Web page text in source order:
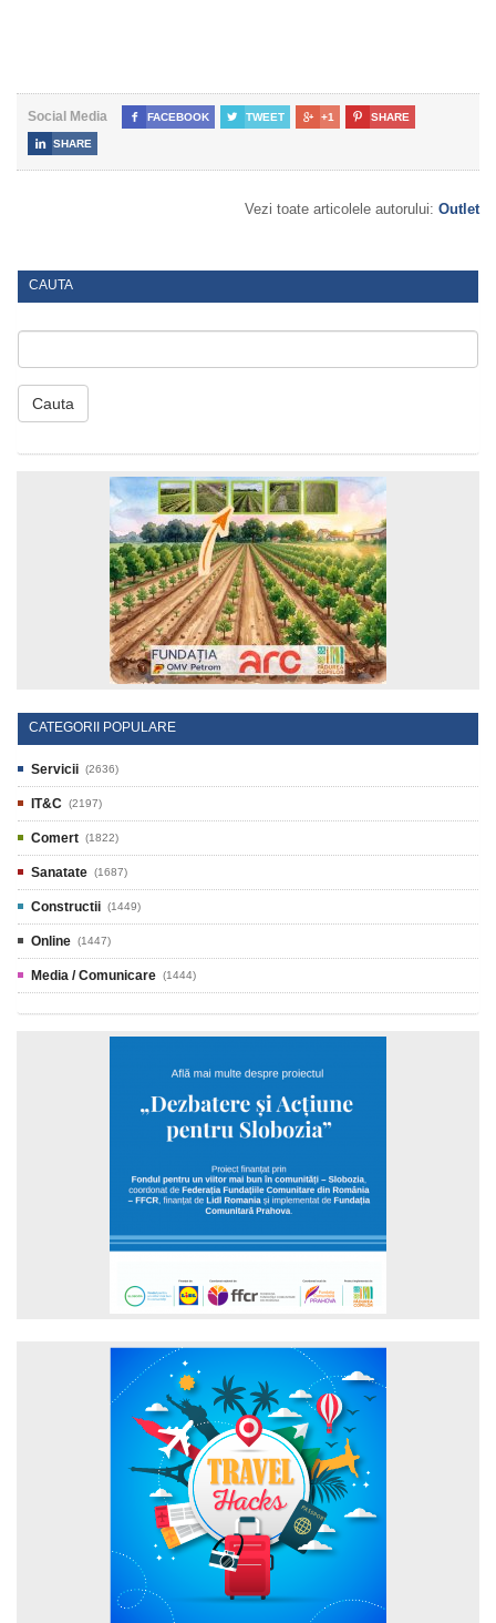
Social Media  FACEBOOK  TWEET  +1  SHARE
 SHARE
Vezi toate articolele autorului: Outlet
CAUTA
Cauta
CATEGORII POPULARE
Servicii (2636)
IT&C (2197)
Comert (1822)
Sanatate (1687)
Constructii (1449)
Online (1447)
Media / Comunicare (1444)